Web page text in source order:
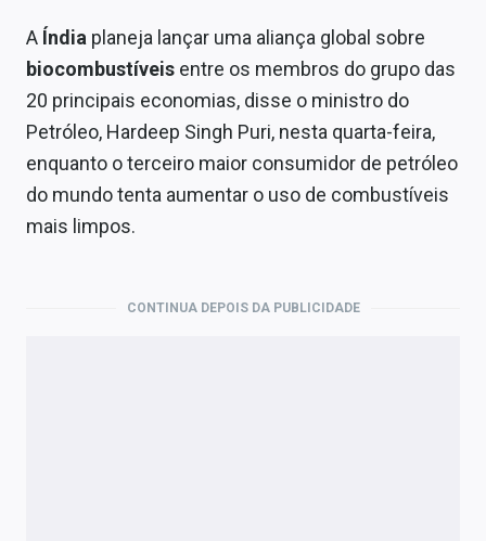
Economia
Empresas
Brasil
Política
A Índia planeja lançar uma aliança global sobre
biocombustíveis entre os membros do grupo das
20 principais economias, disse o ministro do
Petróleo, Hardeep Singh Puri, nesta quarta-feira,
enquanto o terceiro maior consumidor de petróleo
do mundo tenta aumentar o uso de combustíveis
mais limpos.
CONTINUA DEPOIS DA PUBLICIDADE